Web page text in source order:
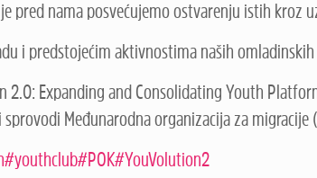
pred nama posvećujemo ostvarenju istih kroz
i predstojećim aktivnostima naših
2.0: Expanding and Consolidating Youth
sprovodi Međunarodna organizacija za
#youthclub#POK#YouVolution2